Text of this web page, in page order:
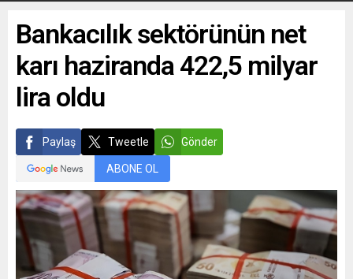
Bankacılık sektörünün net
karı haziranda 422,5 milyar
lira oldu
Paylaş Tweetle Gönder
ABONE OL